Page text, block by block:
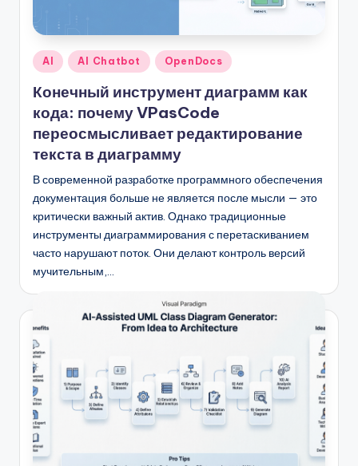
-
A
n
si
g
h
t
s
&
S
o
f
t
w
a
Опубликовано
AI AI Chatbot OpenDocs
Конечный инструмент диаграмм как
кода: почему VPasCode
переосмысливает редактирование
текста в диаграмму
В современной разработке программного обеспечения
документация больше не является после мысли — это
критически важный актив. Однако традиционные
инструменты диаграммирования с перетаскиванием
часто нарушают поток. Они делают контроль версий
мучительным,…